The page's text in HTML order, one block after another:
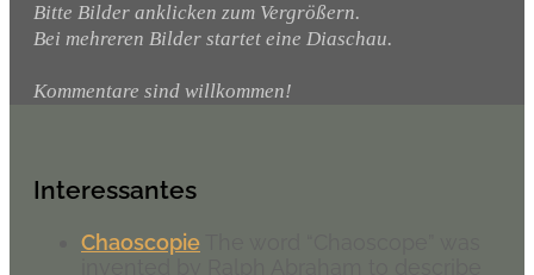
Bitte Bilder anklicken zum Vergrößern.
Bei mehreren Bilder startet eine Diaschau.
Kommentare sind willkommen!
Interessantes
Chaoscopie